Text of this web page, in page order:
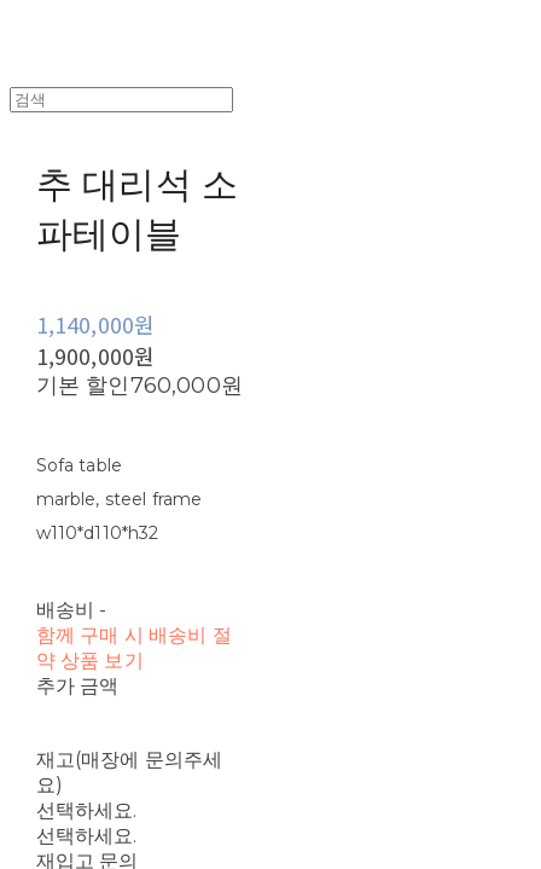
추 대리석 소
파테이블
1,140,000원
1,900,000원
기본 할인760,000원
Sofa table
marble, steel frame
w110*d110*h32
배송비 -
함께 구매 시 배송비 절
약 상품 보기
추가 금액
재고(매장에 문의주세
요)
선택하세요.
선택하세요.
재입고 문의